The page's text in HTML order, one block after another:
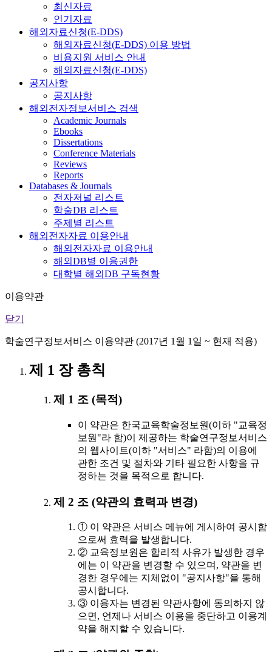
최신자료
인기자료
해외자료신청(E-DDS)
해외자료신청(E-DDS) 이용 방법
비용지원 서비스 안내
해외자료신청(E-DDS)
공지사항
공지사항
해외전자정보서비스 검색
Academic Journals
Ebooks
Dissertations
Conference Materials
Reviews
Reports
Databases & Journals
전자저널 리스트
학술DB 리스트
주제별 리스트
해외전자자료 이용안내
해외전자자료 이용안내
해외DB별 이용권한
대학별 해외DB 구독현황
이용약관
닫기
학술연구정보서비스 이용약관 (2017년 1월 1일 ~ 현재 적용)
제 1 장 총칙
제 1 조 (목적)
이 약관은 한국교육학술정보원(이하 "교육정
보원"라 함)이 제공하는 학술연구정보서비스
의 웹사이트(이하 "서비스" 라함)의 이용에
관한 조건 및 절차와 기타 필요한 사항을 규
정하는 것을 목적으로 합니다.
제 2 조 (약관의 효력과 변경)
① 이 약관은 서비스 메뉴에 게시하여 공시함
으로써 효력을 발생합니다.
② 교육정보원은 합리적 사유가 발생한 경우
에는 이 약관을 변경할 수 있으며, 약관을 변
경한 경우에는 지체없이 "공지사항"을 통해
공시합니다.
③ 이용자는 변경된 약관사항에 동의하지 않
으면, 언제나 서비스 이용을 중단하고 이용계
약을 해지할 수 있습니다.